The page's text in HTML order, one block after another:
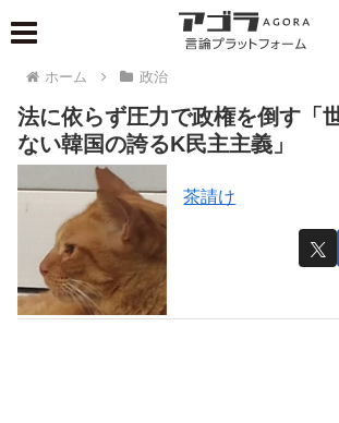
ホーム 政治
法に依らず圧力で政権を倒す「
ない韓国の誇るK民主主義」
茶請け